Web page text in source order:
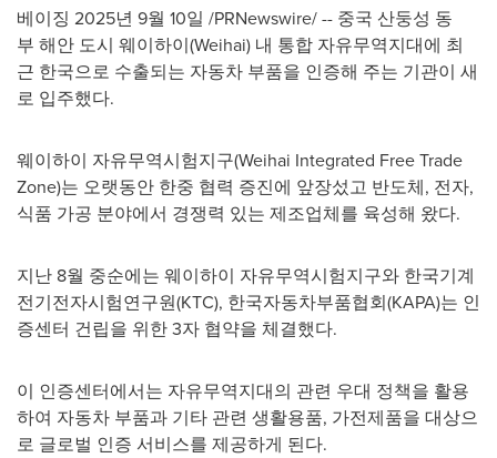
베이징 2025년 9월 10일 /PRNewswire/ -- 중국 산둥성 동
부 해안 도시 웨이하이(Weihai) 내 통합 자유무역지대에 최
근 한국으로 수출되는 자동차 부품을 인증해 주는 기관이 새
로 입주했다.
웨이하이 자유무역시험지구(Weihai Integrated Free Trade
Zone)는 오랫동안 한중 협력 증진에 앞장섰고 반도체, 전자,
식품 가공 분야에서 경쟁력 있는 제조업체를 육성해 왔다.
지난 8월 중순에는 웨이하이 자유무역시험지구와 한국기계
전기전자시험연구원(KTC), 한국자동차부품협회(KAPA)는 인
증센터 건립을 위한 3자 협약을 체결했다.
이 인증센터에서는 자유무역지대의 관련 우대 정책을 활용
하여 자동차 부품과 기타 관련 생활용품, 가전제품을 대상으
로 글로벌 인증 서비스를 제공하게 된다.